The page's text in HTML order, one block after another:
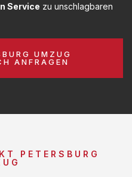
Service zu unschlagbaren
UMZUG
ANFRAGEN
PETERSBURG